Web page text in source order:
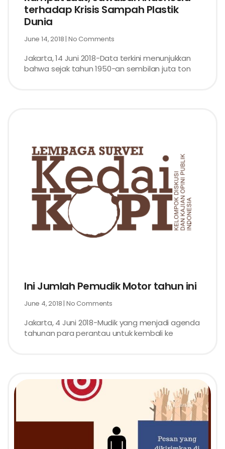
terhadap Krisis Sampah Plastik
Dunia
June 14, 2018 No Comments
Jakarta, 14 Juni 2018-Data terkini menunjukkan
bahwa sejak tahun 1950-an sembilan juta ton
Ini Jumlah Pemudik Motor tahun ini
June 4, 2018 No Comments
Jakarta, 4 Juni 2018-Mudik yang menjadi agenda
tahunan para perantau untuk kembali ke